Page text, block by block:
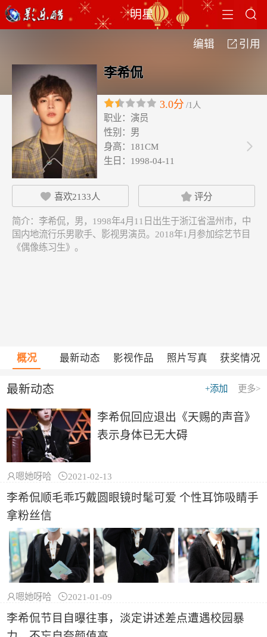
 
明星
编辑  引用
李希侃
3.0分 /1人
职业： 演员
性别： 男
身高： 181CM
生日： 1998-04-11

 喜欢2133人  评分
简介： 李希侃，男，1998年4月11日出生于浙江省温州市，中
国内地流行乐男歌手、影视男演员。2018年1月参加综艺节目
《偶像练习生》。
概况 最新动态 影视作品 照片写真 获奖情况
更多>
+添加
最新动态
李希侃回应退出《天赐的声音》
表示身体已无大碍
嗯她呀哈 2021-02-13
李希侃顺毛乖巧戴圆眼镜时髦可爱 个性耳饰吸睛手
拿粉丝信
嗯她呀哈 2021-01-09
李希侃节目自曝往事，淡定讲述差点遭遇校园暴